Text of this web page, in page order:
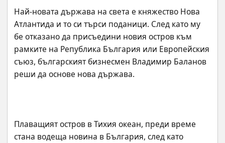
Най-новата държава на света е княжество Нова
Атлантида и то си търси поданици. След като му
бе отказано да присъедини новия остров към
рамките на Република България или Европейския
съюз, българският бизнесмен Владимир Баланов
Плаващият остров в Тихия океан, преди време
стана водеща новина в България, след като